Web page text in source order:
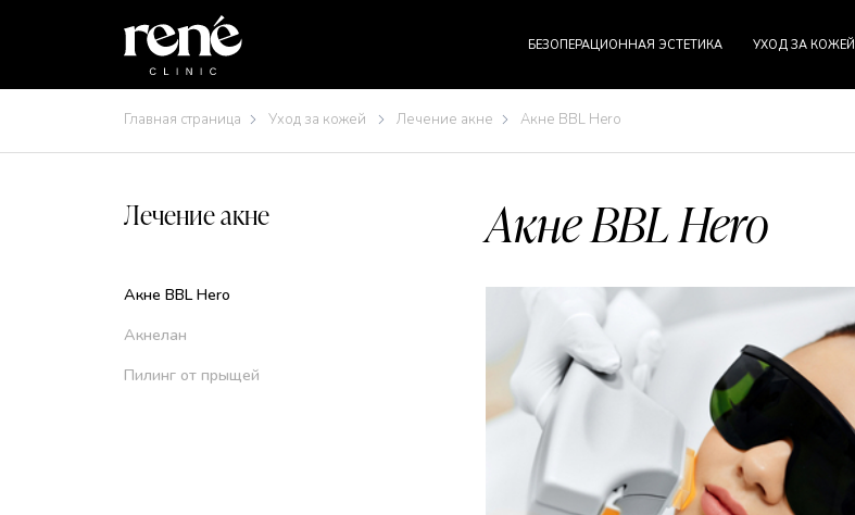
БЕЗОПЕРАЦИОННАЯ ЭСТЕТИКА УХОД ЗА КОЖЕЙ
Главная страница Уход за кожей Лечение акне Aкне BBL Hero
Лечение акне
Aкне BBL Hero
Акнелан
Пилинг от прыщей
Aкне BBL Hero